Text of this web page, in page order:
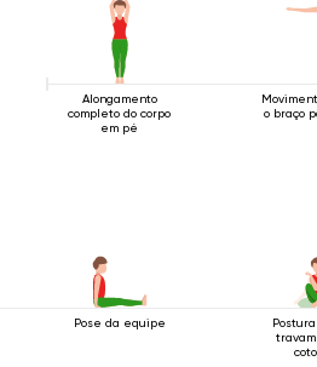
Alongamento
completo do corpo
em pé
o braço
Pose da equipe